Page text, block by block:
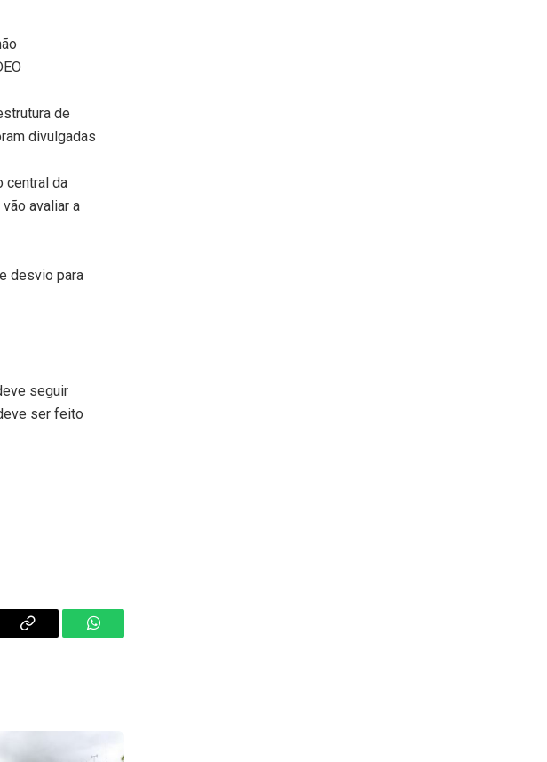
de
divulgadas
central da
avaliar a
desvio para
seguir
ser feito
Copy
WhatsApp